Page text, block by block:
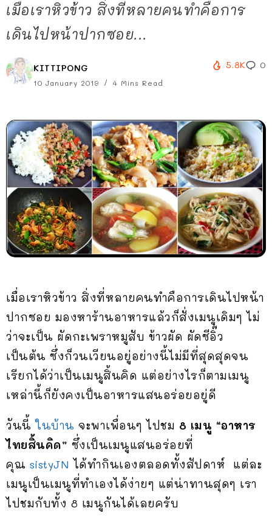
เมื่อเราหิวข้าว สิ่งที่หลายคนทำคือการ
เดินไปหน้าปากซอย...
KITTIPONG
10 January 2019 4 Mins Read
5.8K 0
เมื่อเราหิวข้าว สิ่งที่หลายคนทำคือการเดินไปหน้า
ปากซอย มองหาร้านอาหารแล้วก็สั่งเมนูเดิมๆ ไม่
ว่าจะเป็น ผัดกะเพราหมูสับ ข้าวผัด ผัดซีอิ๊ว
เป็นต้น ซึ่งก็วนเวียนอยู่อย่างนี้ไม่มีที่สุดสุดจน
เรียกได้ว่าเป็นเมนูสิ้นคิด แต่อย่างไรก็ตามเมนู
เหล่านี้ก็ยังคงเป็นอาหารแสนอร่อยอยู่ดี
วันนี้ในบ้าน จะพาเพื่อนๆ ไปชม 8 เมนู “อาหาร
ไทยสิ้นคิด” ซึ่งเป็นเมนูแสนอร่อยที่
คุณ sistyJN ได้ทำกินเองตลอดทั้งสัปดาห์ แต่ละ
เมนูเป็นเมนูที่ทำเองได้ง่ายๆ แต่น่าทานสุดๆ เรา
ไปชมกับทั้ง 8 เมนูกันได้เลยครับ